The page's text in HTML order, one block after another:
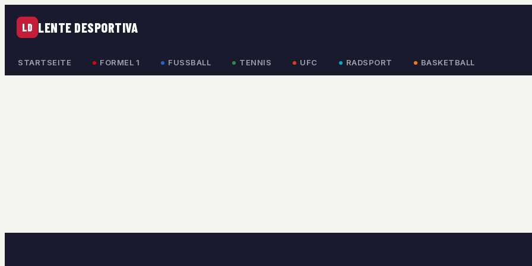
LD LENTE DESPORTIVA
STARTSEITE FORMEL 1 FUSSBALL TENNIS UFC RADSPORT BASKETBALL